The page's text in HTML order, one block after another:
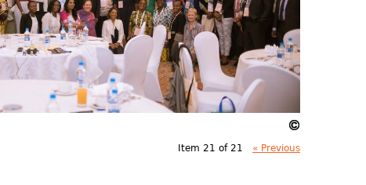
Item 21 of 21 « Previous